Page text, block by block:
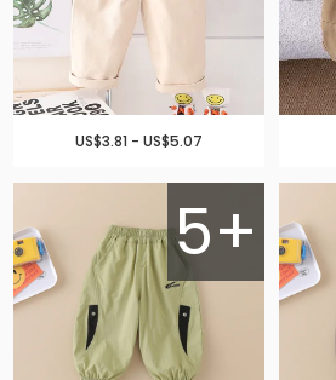
US$3.81 - US$5.07
5+